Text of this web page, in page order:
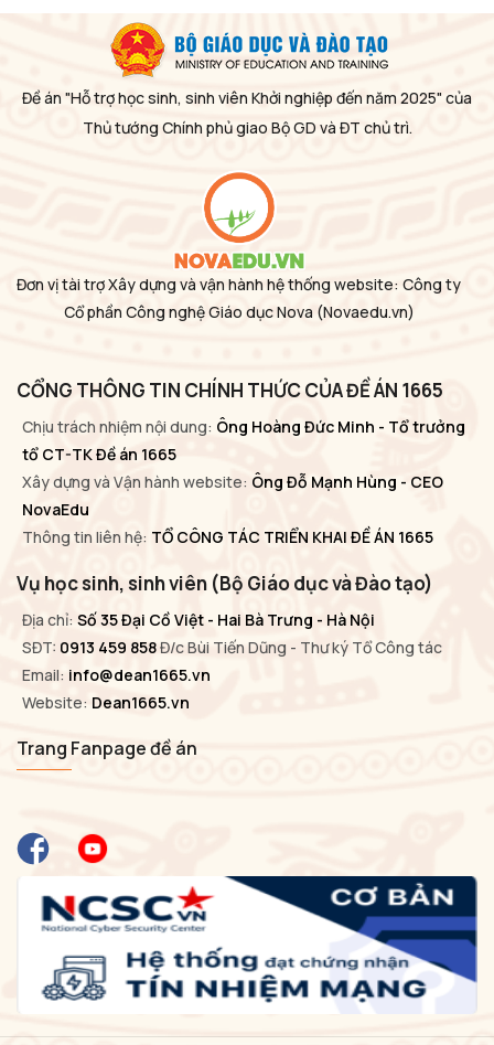
Đề án "Hỗ trợ học sinh, sinh viên Khởi nghiệp đến năm 2025" của
Thủ tướng Chính phủ giao Bộ GD và ĐT chủ trì.
Đơn vị tài trợ Xây dựng và vận hành hệ thống website: Công ty
Cổ phần Công nghệ Giáo dục Nova (Novaedu.vn)
CỔNG THÔNG TIN CHÍNH THỨC CỦA ĐỀ ÁN 1665
Chịu trách nhiệm nội dung: Ông Hoàng Đức Minh - Tổ trưởng
tổ CT-TK Đề án 1665
Xây dựng và Vận hành website: Ông Đỗ Mạnh Hùng - CEO
NovaEdu
Thông tin liên hệ: TỔ CÔNG TÁC TRIỂN KHAI ĐỀ ÁN 1665
Vụ học sinh, sinh viên (Bộ Giáo dục và Đào tạo)
Địa chỉ: Số 35 Đại Cồ Việt - Hai Bà Trưng - Hà Nội
SĐT: 0913 459 858Đ/c Bùi Tiến Dũng - Thư ký Tổ Công tác
Email: info@dean1665.vn
Website: Dean1665.vn
Trang Fanpage đề án